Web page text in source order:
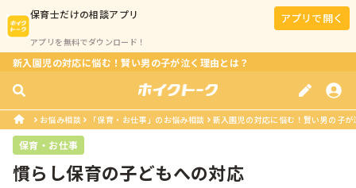
保育士だけの相談アプリ
アプリを無料でダウンロード！
アプリで開く
新入園児の対応に悩む！賢い男の子が泣く理由とは？
お悩み相談 「保育・お仕事」のお悩み相談 新入園児の対応に悩む！賢い男の子
保育・お仕事
慣らし保育の子どもへの対応